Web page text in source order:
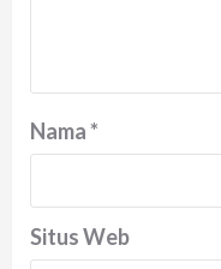
Nama*
Situs Web